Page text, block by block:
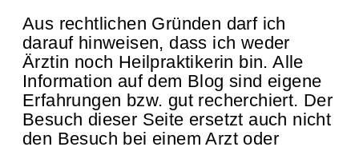
Aus rechtlichen Gründen darf ich
darauf hinweisen, dass ich weder
Ärztin noch Heilpraktikerin bin. Alle
Information auf dem Blog sind eigene
Erfahrungen bzw. gut recherchiert. Der
Besuch dieser Seite ersetzt auch nicht
den Besuch bei einem Arzt oder